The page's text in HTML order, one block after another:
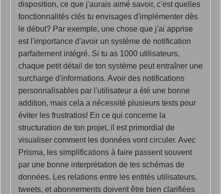
disposition, ce que j'aurais aimé savoir, c'est quelles
fonctionnalités clés tu envisages d'implémenter dès
le début? Par exemple, une chose que j'ai apprise
est l'importance d'avoir un système de notification
parfaitement intégré. Si tu as 1000 utilisateurs,
chaque petit détail de ton système peut entraîner une
surcharge d'informations. Avoir des notifications
personnalisables par l'utilisateur a été une bonne
addition, mais cela a nécessité plusieurs tests pour
éviter les frustratios! En ce qui concerne la
structuration de ton projet, il est primordial de
visualiser comment les données vont circuler. Avec
Prisma, les simplifications à faire passent souvent
par une bonne interprétation de tes schémas de
données. Les relations entre les entités utilisateurs,
tweets, et abonnements doivent être bien clarifiées